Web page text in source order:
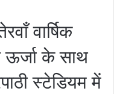
वार्षिक
ऊर्जा के साथ
स्टेडियम में